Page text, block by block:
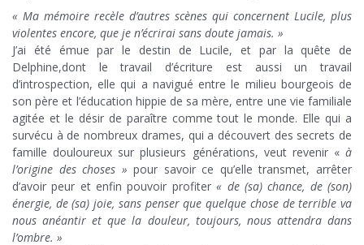
« Ma mémoire recèle d’autres scènes qui concernent Lucile, plus
violentes encore, que je n’écrirai sans doute jamais. »
J’ai été émue par le destin de Lucile, et par la quête de
Delphine,dont le travail d’écriture est aussi un travail
d’introspection, elle qui a navigué entre le milieu bourgeois de
son père et l’éducation hippie de sa mère, entre une vie familiale
agitée et le désir de paraître comme tout le monde. Elle qui a
survécu à de nombreux drames, qui a découvert des secrets de
famille douloureux sur plusieurs générations, veut revenir « à
l’origine des choses » pour savoir ce qu’elle transmet, arrêter
d’avoir peur et enfin pouvoir profiter« de (sa) chance, de (son)
énergie, de (sa) joie, sans penser que quelque chose de terrible va
nous anéantir et que la douleur, toujours, nous attendra dans
l’ombre. »